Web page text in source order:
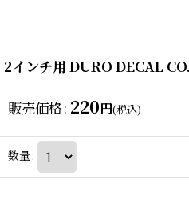
2インチ用 DURO DECAL
販売価格: 220円(税込)
数量: